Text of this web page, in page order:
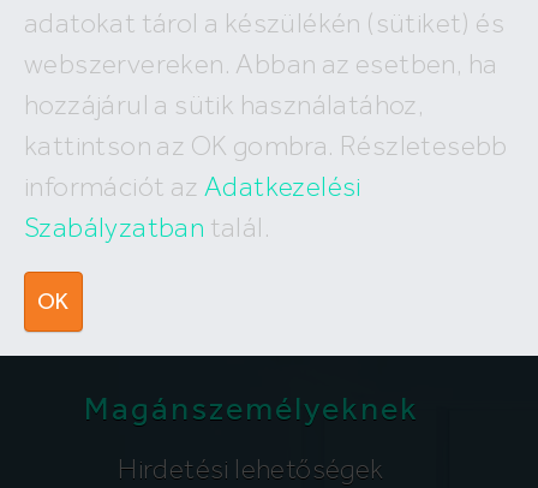
adatokat tárol a készülékén (sütiket) és
webszervereken. Abban az esetben, ha
hozzájárul a sütik használatához,
kattintson az OK gombra. Részletesebb
információt az Adatkezelési
Szabályzatban talál.
OK
Hívj minket
+36 (30) 550 5566
Írj nekünk
Magánszemélyeknek
Hirdetési lehetőségek